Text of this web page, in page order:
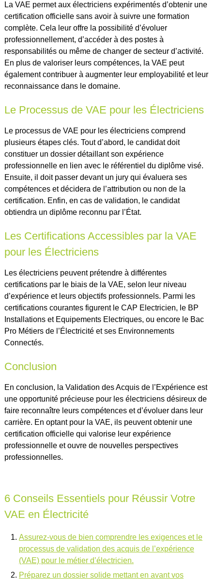
La VAE permet aux électriciens expérimentés d’obtenir une
certification officielle sans avoir à suivre une formation
complète. Cela leur offre la possibilité d’évoluer
professionnellement, d’accéder à des postes à
responsabilités ou même de changer de secteur d’activité.
En plus de valoriser leurs compétences, la VAE peut
également contribuer à augmenter leur employabilité et leur
reconnaissance dans le domaine.
Le Processus de VAE pour les Électriciens
Le processus de VAE pour les électriciens comprend
plusieurs étapes clés. Tout d’abord, le candidat doit
constituer un dossier détaillant son expérience
professionnelle en lien avec le référentiel du diplôme visé.
Ensuite, il doit passer devant un jury qui évaluera ses
compétences et décidera de l’attribution ou non de la
certification. Enfin, en cas de validation, le candidat
obtiendra un diplôme reconnu par l’État.
Les Certifications Accessibles par la VAE
pour les Électriciens
Les électriciens peuvent prétendre à différentes
certifications par le biais de la VAE, selon leur niveau
d’expérience et leurs objectifs professionnels. Parmi les
certifications courantes figurent le CAP Electricien, le BP
Installations et Equipements Electriques, ou encore le Bac
Pro Métiers de l’Électricité et ses Environnements
Connectés.
Conclusion
En conclusion, la Validation des Acquis de l’Expérience est
une opportunité précieuse pour les électriciens désireux de
faire reconnaître leurs compétences et d’évoluer dans leur
carrière. En optant pour la VAE, ils peuvent obtenir une
certification officielle qui valorise leur expérience
professionnelle et ouvre de nouvelles perspectives
professionnelles.
6 Conseils Essentiels pour Réussir Votre
VAE en Électricité
Assurez-vous de bien comprendre les exigences et le
processus de validation des acquis de l’expérience
(VAE) pour le métier d’électricien.
Préparez un dossier solide mettant en avant vos